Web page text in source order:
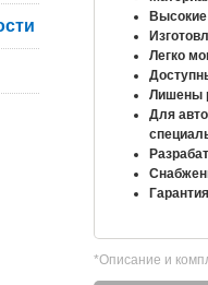
Легко
Лишены
Для
*Описание и